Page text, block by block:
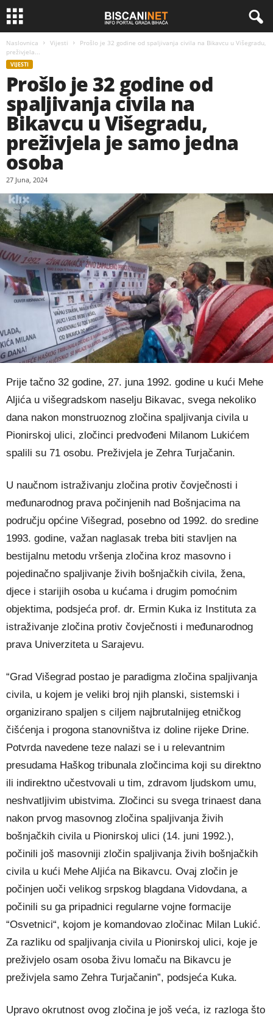
Naslovnica Vijesti
Prošlo je 32 godine od spaljivanja civila na Bikavcu u Višegradu,
preživjela...
VIJESTI
Prošlo je 32 godine od
spaljivanja civila na
Bikavcu u Višegradu,
preživjela je samo jedna
osoba
27 Juna, 2024
Prije tačno 32 godine, 27. juna 1992. godine u kući Mehe
Aljića u višegradskom naselju Bikavac, svega nekoliko
dana nakon monstruoznog zločina spaljivanja civila u
Pionirskoj ulici, zločinci predvođeni Milanom Lukićem
spalili su 71 osobu. Preživjela je Zehra Turjačanin.
U naučnom istraživanju zločina protiv čovječnosti i
međunarodnog prava počinjenih nad Bošnjacima na
području općine Višegrad, posebno od 1992. do sredine
1993. godine, važan naglasak treba biti stavljen na
bestijalnu metodu vršenja zločina kroz masovno i
pojedinačno spaljivanje živih bošnjačkih civila, žena,
djece i starijih osoba u kućama i drugim pomoćnim
objektima, podsjeća prof. dr. Ermin Kuka iz Instituta za
istraživanje zločina protiv čovječnosti i međunarodnog
prava Univerziteta u Sarajevu.
“Grad Višegrad postao je paradigma zločina spaljivanja
civila, u kojem je veliki broj njih planski, sistemski i
organizirano spaljen s ciljem najbrutalnijeg etničkog
čišćenja i progona stanovništva iz doline rijeke Drine.
Potvrda navedene teze nalazi se i u relevantnim
presudama Haškog tribunala zločincima koji su direktno
ili indirektno učestvovali u tim, zdravom ljudskom umu,
neshvatljivim ubistvima. Zločinci su svega trinaest dana
nakon prvog masovnog zločina spaljivanja živih
bošnjačkih civila u Pionirskoj ulici (14. juni 1992.),
počinili još masovniji zločin spaljivanja živih bošnjačkih
civila u kući Mehe Aljića na Bikavcu. Ovaj zločin je
počinjen uoči velikog srpskog blagdana Vidovdana, a
počinili su ga pripadnici regularne vojne formacije
“Osvetnici“, kojom je komandovao zločinac Milan Lukić.
Za razliku od spaljivanja civila u Pionirskoj ulici, koje je
preživjelo osam osoba živu lomaču na Bikavcu je
preživjela samo Zehra Turjačanin”, podsjeća Kuka.
Upravo okrutnost ovog zločina je još veća, iz razloga što